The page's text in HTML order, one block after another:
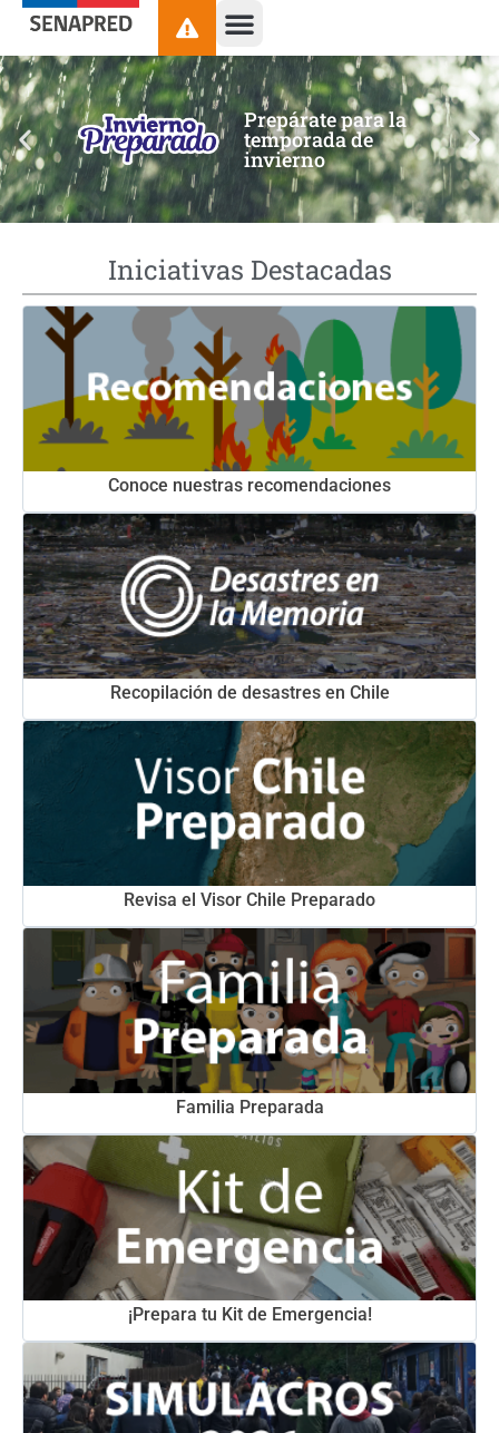
contenido
Prepárate para la
temporada de
invierno
Iniciativas Destacadas
Conoce nuestras recomendaciones
Recopilación de desastres en Chile
Revisa el Visor Chile Preparado
Familia Preparada
¡Prepara tu Kit de Emergencia!